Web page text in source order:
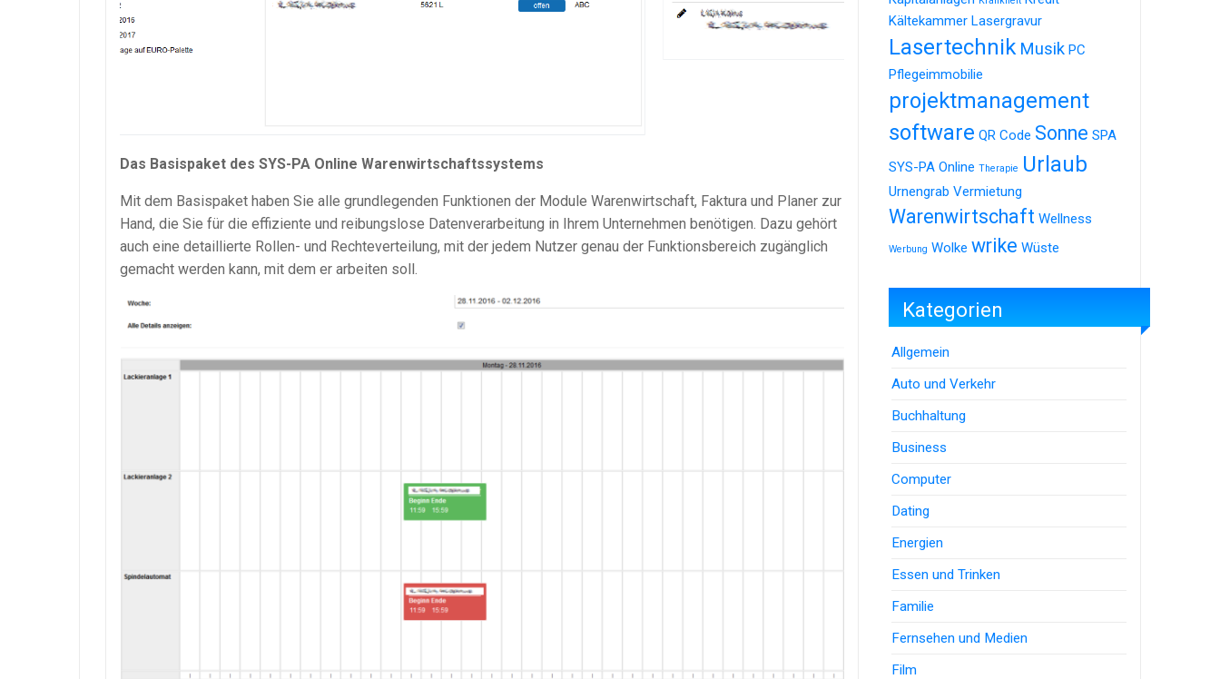
Das Basispaket des SYS-PA Online Warenwirtschaftssystems
Mit dem Basispaket haben Sie alle grundlegenden Funktionen der Module Warenwirtschaft, Faktura und Planer zur
Hand, die Sie für die effiziente und reibungslose Datenverarbeitung in Ihrem Unternehmen benötigen. Dazu gehört
auch eine detaillierte Rollen- und Rechteverteilung, mit der jedem Nutzer genau der Funktionsbereich zugänglich
gemacht werden kann, mit dem er arbeiten soll.
Kältekammer Lasergravur
Lasertechnik Musik PC
Pflegeimmobilie
projektmanagement
software QR Code Sonne SPA
SYS-PA Online Therapie Urlaub
Urnengrab Vermietung
Warenwirtschaft Wellness
Werbung Wolke wrike Wüste
Kategorien
Allgemein
Auto und Verkehr
Buchhaltung
Business
Computer
Dating
Energien
Essen und Trinken
Familie
Fernsehen und Medien
Film